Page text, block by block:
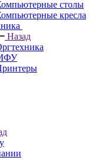
столы
кресла
Назад